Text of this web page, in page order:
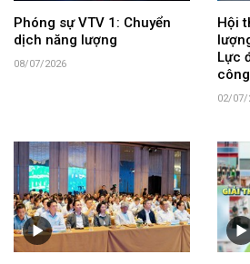
Phóng sự VTV 1: Chuyển
dịch năng lượng
08/07/2026
Hội
Lực
02/07/